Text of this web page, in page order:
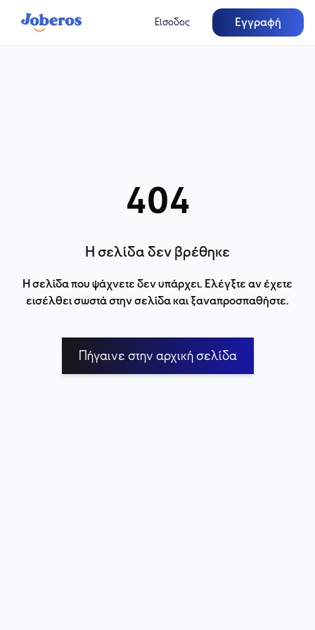
Είσοδος Εγγραφή
404
Η σελίδα δεν βρέθηκε
Η σελίδα που ψάχνετε δεν υπάρχει. Ελέγξτε αν έχετε
εισέλθει σωστά στην σελίδα και ξαναπροσπαθήστε.
Πήγαινε στην αρχική σελίδα